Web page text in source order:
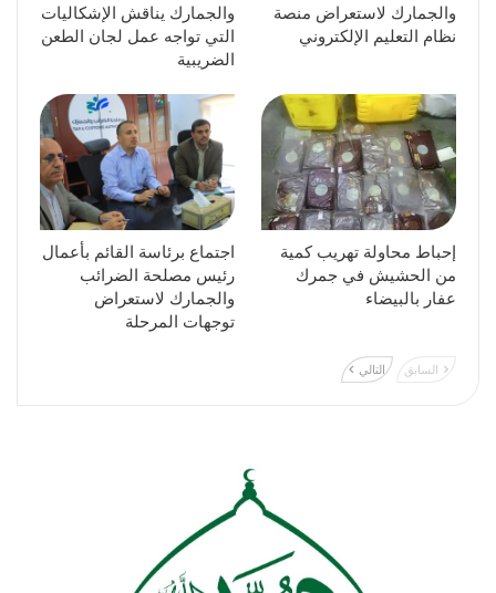
والجمارك لاستعراض منصة
نظام التعليم الإلكتروني
والجمارك يناقش الإشكاليات
التي تواجه عمل لجان الطعن
الضريبية
إحباط محاولة تهريب كمية
من الحشيش في جمرك
عفار بالبيضاء
اجتماع برئاسة القائم بأعمال
رئيس مصلحة الضرائب
والجمارك لاستعراض
توجهات المرحلة
السابق التالي